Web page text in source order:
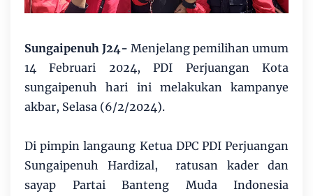
Sungaipenuh J24- Menjelang pemilihan umum
14 Februari 2024, PDI Perjuangan Kota
sungaipenuh hari ini melakukan kampanye
akbar, Selasa (6/2/2024).
Di pimpin langaung Ketua DPC PDI Perjuangan
Sungaipenuh Hardizal, ratusan kader dan
sayap Partai Banteng Muda Indonesia